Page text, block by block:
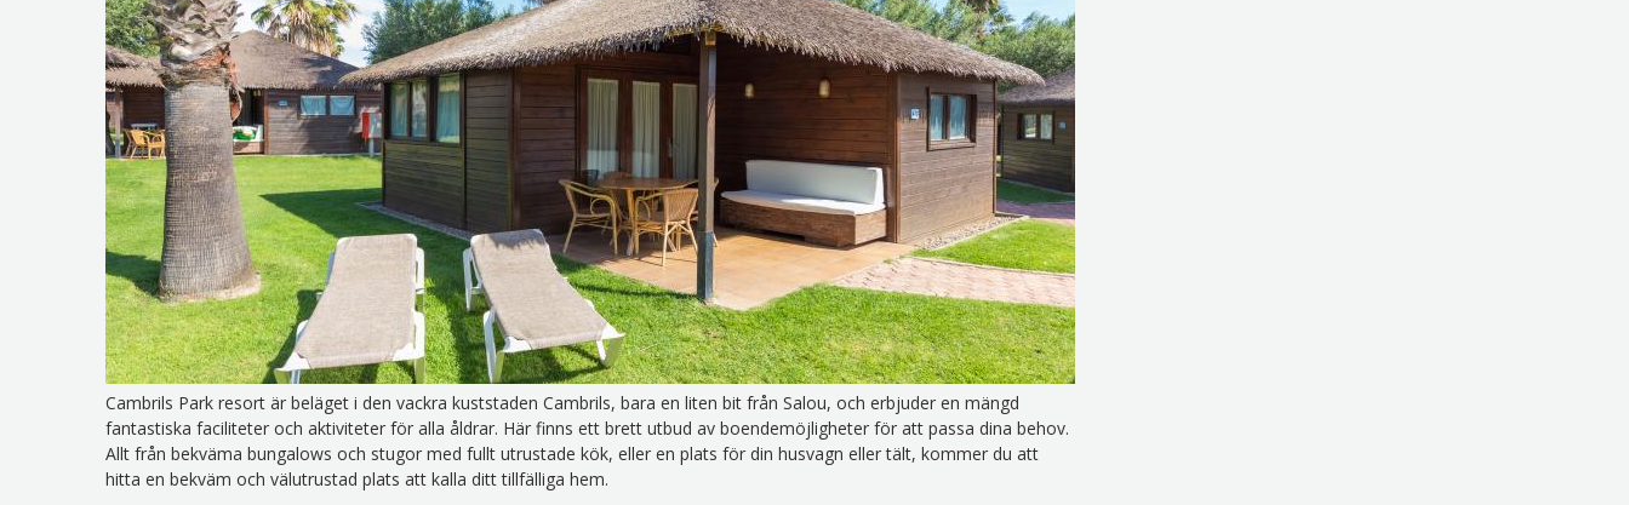
Cambrils Park resort är beläget i den vackra kuststaden Cambrils, bara en liten bit från Salou, och erbjuder en mängd
fantastiska faciliteter och aktiviteter för alla åldrar. Här finns ett brett utbud av boendemöjligheter för att passa dina behov.
Allt från bekväma bungalows och stugor med fullt utrustade kök, eller en plats för din husvagn eller tält, kommer du att
hitta en bekväm och välutrustad plats att kalla ditt tillfälliga hem.